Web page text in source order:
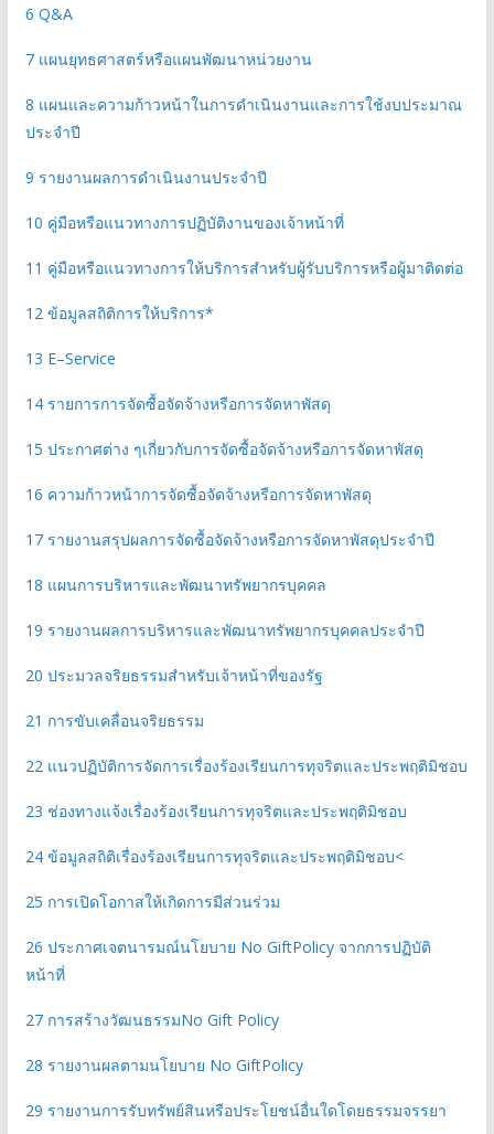
6 Q&A
7 แผนยุทธศาสตร์หรือแผนพัฒนาหน่วยงาน
8 แผนและความก้าวหน้าในการดําเนินงานและการใช้งบประมาณ
ประจําปี
9 รายงานผลการดําเนินงานประจําปี
10 คู่มือหรือแนวทางการปฏิบัติงานของเจ้าหน้าที่
11 คู่มือหรือแนวทางการให้บริการสําหรับผู้รับบริการหรือผู้มาติดต่อ
12 ข้อมูลสถิติการให้บริการ*
13 E–Service
14 รายการการจัดซื้อจัดจ้างหรือการจัดหาพัสดุ
15 ประกาศต่าง ๆเกี่ยวกับการจัดซื้อจัดจ้างหรือการจัดหาพัสดุ
16 ความก้าวหน้าการจัดซื้อจัดจ้างหรือการจัดหาพัสดุ
17 รายงานสรุปผลการจัดซื้อจัดจ้างหรือการจัดหาพัสดุประจําปี
18 แผนการบริหารและพัฒนาทรัพยากรบุคคล
19 รายงานผลการบริหารและพัฒนาทรัพยากรบุคคลประจําปี
20 ประมวลจริยธรรมสําหรับเจ้าหน้าที่ของรัฐ
21 การขับเคลื่อนจริยธรรม
22 แนวปฏิบัติการจัดการเรื่องร้องเรียนการทุจริตและประพฤติมิชอบ
23 ช่องทางแจ้งเรื่องร้องเรียนการทุจริตและประพฤติมิชอบ
24 ข้อมูลสถิติเรื่องร้องเรียนการทุจริตและประพฤติมิชอบ<
25 การเปิดโอกาสให้เกิดการมีส่วนร่วม
26 ประกาศเจตนารมณ์นโยบาย No GiftPolicy จากการปฏิบัติ
หน้าที่
27 การสร้างวัฒนธรรมNo Gift Policy
28 รายงานผลตามนโยบาย No GiftPolicy
29 รายงานการรับทรัพย์สินหรือประโยชน์อื่นใดโดยธรรมจรรยา